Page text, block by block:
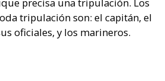
tripulación son: el capitán, el
oficiales, y los marineros.